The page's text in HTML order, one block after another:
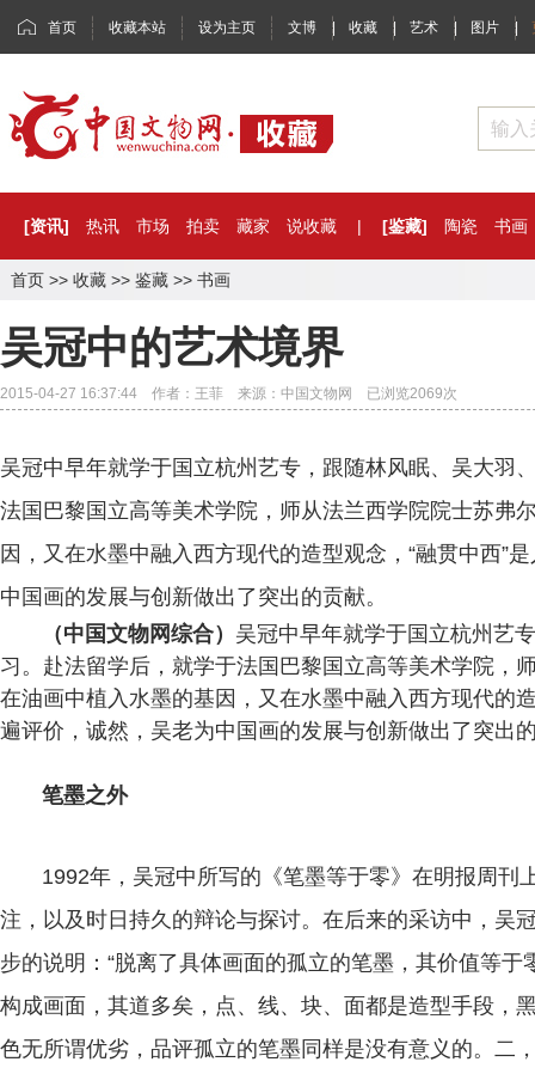
首页 收藏本站 设为主页 文博 | 收藏 | 艺术 | 图片 |
[资讯] 热讯 市场 拍卖 藏家 说收藏 | [鉴藏] 陶瓷 书画
首页 >> 收藏 >> 鉴藏 >> 书画
吴冠中的艺术境界
2015-04-27 16:37:44 作者：王菲 来源：中国文物网 已浏览2069次
吴冠中早年就学于国立杭州艺专，跟随林风眠、吴大羽
法国巴黎国立高等美术学院，师从法兰西学院院士苏弗
因，又在水墨中融入西方现代的造型观念，“融贯中西”
中国画的发展与创新做出了突出的贡献。
（中国文物网综合） 吴冠中早年就学于国立杭州艺
习。赴法留学后，就学于法国巴黎国立高等美术学院，
在油画中植入水墨的基因，又在水墨中融入西方现代的
遍评价，诚然，吴老为中国画的发展与创新做出了突出
笔墨之外
1992年，吴冠中所写的《笔墨等于零》在明报周刊
注，以及时日持久的辩论与探讨。在后来的采访中，吴
步的说明：“脱离了具体画面的孤立的笔墨，其价值等
构成画面，其道多矣，点、线、块、面都是造型手段，
色无所谓优劣，品评孤立的笔墨同样是没有意义的。二